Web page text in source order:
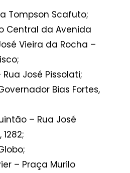
Tompson Scafuto;
Central da Avenida
Vieira da Rocha –
José Pissolati;
Bias Fortes,
– Rua José
– Praça Murilo